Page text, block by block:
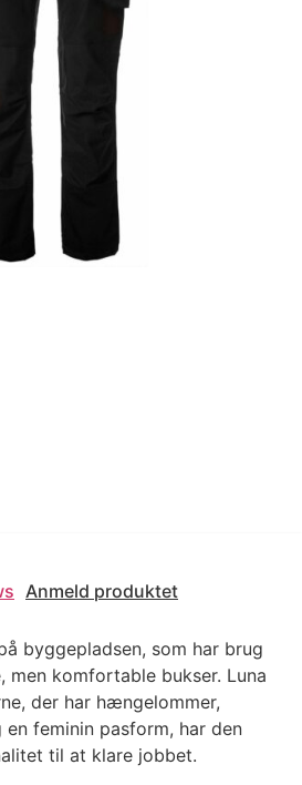
Anmeld produktet
byggepladsen, som har brug
komfortable bukser. Luna
der har hængelommer,
feminin pasform, har den
til at klare jobbet.